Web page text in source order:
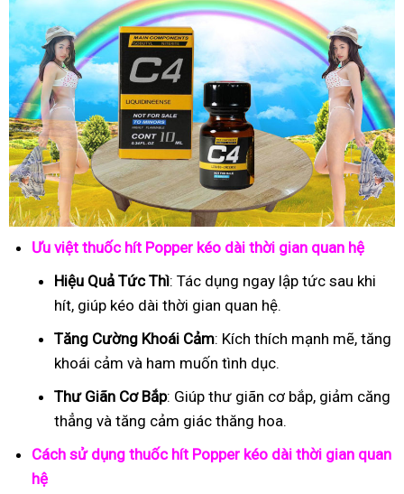
Ưu việt thuốc hít Popper kéo dài thời gian quan hệ
Hiệu Quả Tức Thì: Tác dụng ngay lập tức sau khi
hít, giúp kéo dài thời gian quan hệ.
Tăng Cường Khoái Cảm: Kích thích mạnh mẽ, tăng
khoái cảm và ham muốn tình dục.
Thư Giãn Cơ Bắp: Giúp thư giãn cơ bắp, giảm căng
thẳng và tăng cảm giác thăng hoa.
Cách sử dụng thuốc hít Popper kéo dài thời gian quan
hệ